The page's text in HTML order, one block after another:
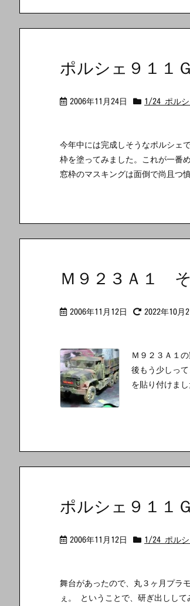
ポルシェ９１１
2006年11月24日 1/24 ポルシ
今年中には完成しそうなポルシェ
枠を塗ってみました。これが一番
窓枠のマスキングは面倒で尚且つ
Ｍ９２３Ａ１
2006年11月12日 2022年10月2
Ｍ９２３Ａ１
後もう少しっ
を貼り付けま
ポルシェ９１１
2006年11月12日 1/24 ポルシ
舞台があったので、丸３ヶ月プラ
ぇ。 ということで、研ぎ出しし